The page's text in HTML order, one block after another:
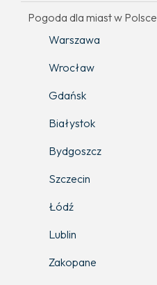
Pogoda dla miast w Polsce
Warszawa
Wrocław
Gdańsk
Białystok
Bydgoszcz
Szczecin
Łódź
Lublin
Zakopane